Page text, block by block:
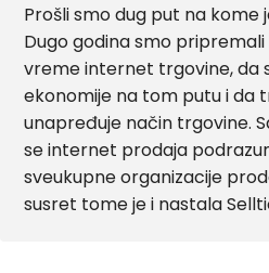
Prošli smo dug put na kome
Dugo godina smo
vreme internet trgovine, da
ekonomije na tom putu i da
unapređuje način trgovine.
se internet prodaja
sveukupne organizacije
susret tome je i nastala